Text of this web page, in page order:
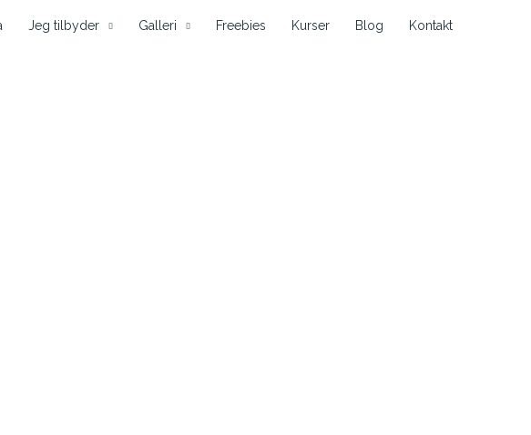
Jeg tilbyder Galleri Freebies Kurser Blog Kontakt